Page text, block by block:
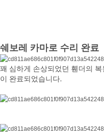
쉐보레 카마로 수리 완료
꽤 심하게 손상되었던 휀더의
이 완료되었습니다.